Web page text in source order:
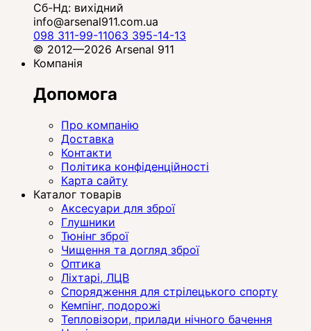
Сб-Нд: вихідний
info@arsenal911.com.ua
098 311-99-11063 395-14-13
© 2012—2026 Arsenal 911
Компанія
Допомога
Про компанію
Доставка
Контакти
Політика конфіденційності
Карта сайту
Каталог товарів
Аксесуари для зброї
Глушники
Тюнінг зброї
Чищення та догляд зброї
Оптика
Ліхтарі, ЛЦВ
Спорядження для стрілецького спорту
Кемпінг, подорожі
Тепловізори, прилади нічного бачення